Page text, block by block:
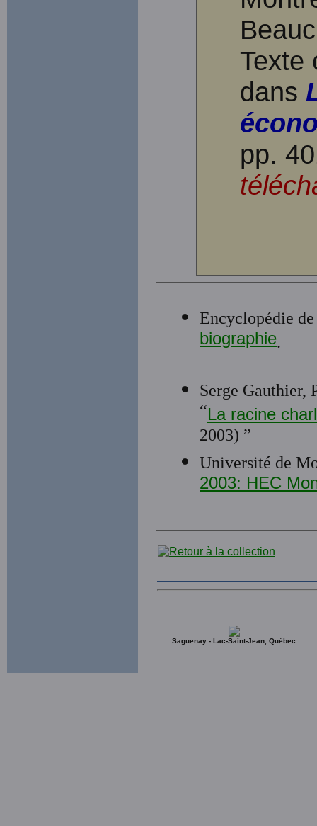
Texte
dans
pp.
Encyclopédie
biographie.
Serge Gauthier,
“La racine
2003) ”
Université de
2003: HEC
Saguenay - Lac-Saint-Jean, Québec